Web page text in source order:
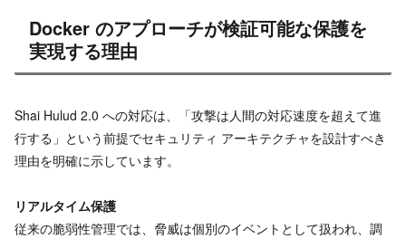
Docker のアプローチが検証可能な保護を
実現する理由
Shai Hulud 2.0 への対応は、「攻撃は人間の対応速度を超えて進
行する」という前提でセキュリティ アーキテクチャを設計すべき
理由を明確に示しています。
リアルタイム保護
従来の脆弱性管理では、脅威は個別のイベントとして扱われ、調